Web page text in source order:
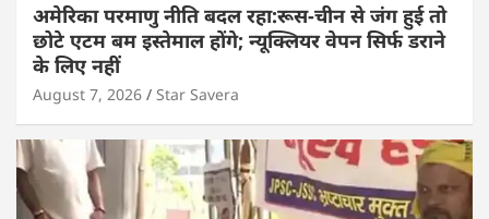
अमेरिका परमाणु नीति बदल रहा:रूस-चीन से जंग हुई तो
छोटे एटम बम इस्तेमाल होंगे; न्यूक्लियर वेपन सिर्फ डराने
के लिए नहीं
August 7, 2026 Star Savera